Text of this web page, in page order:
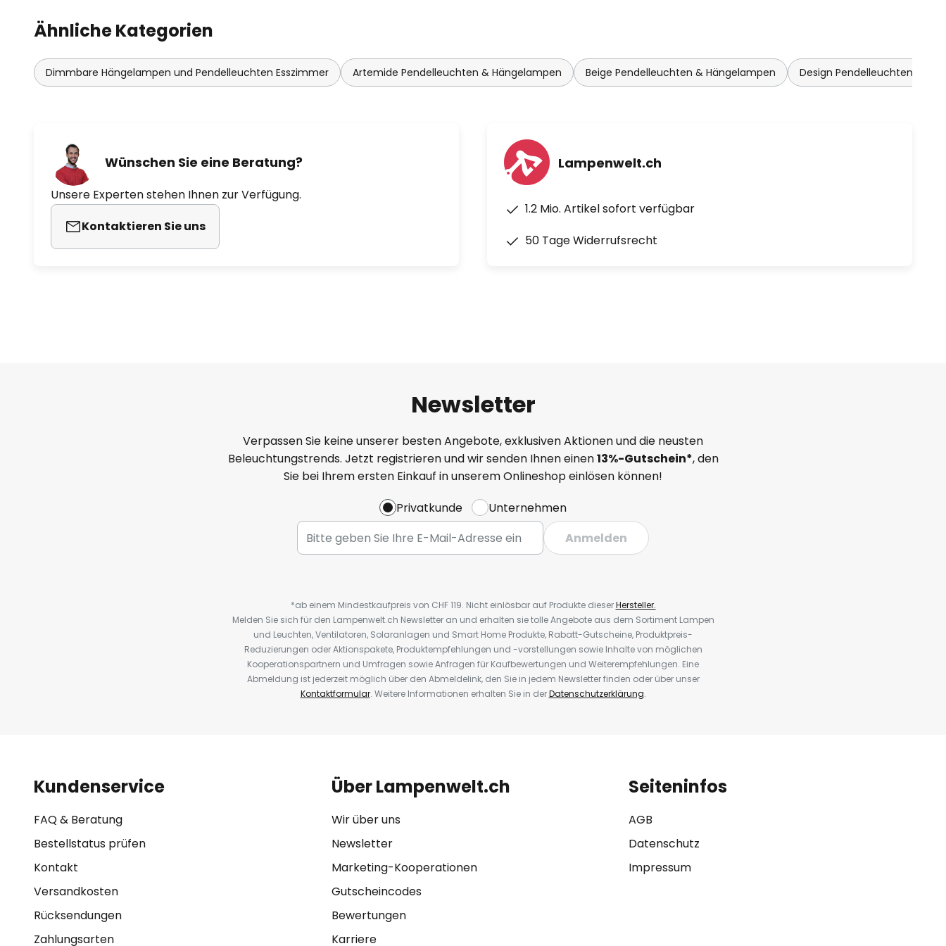
Ähnliche Kategorien
Dimmbare Hängelampen und Pendelleuchten Esszimmer Artemide Pendelleuchten & Hängelampen Beige Pendelleuchten & Hängelampen Design Pendelleuchten &
Wünschen Sie eine Beratung?
Unsere Experten stehen Ihnen zur Verfügung.
Kontaktieren Sie uns
Lampenwelt.ch
1.2 Mio. Artikel sofort verfügbar
50 Tage Widerrufsrecht
Newsletter
Verpassen Sie keine unserer besten Angebote, exklusiven Aktionen und die neusten
Beleuchtungstrends. Jetzt registrieren und wir senden Ihnen einen13%-Gutschein*, den
Sie bei Ihrem ersten Einkauf in unserem Onlineshop einlösen können!
Privatkunde
Unternehmen
Anmelden
*ab einem Mindestkaufpreis von CHF 119. Nicht einlösbar auf Produkte dieserHersteller.
Melden Sie sich für den Lampenwelt.ch Newsletter an und erhalten sie tolle Angebote aus dem Sortiment Lampen
und Leuchten, Ventilatoren, Solaranlagen und Smart Home Produkte, Rabatt-Gutscheine, Produktpreis-
Reduzierungen oder Aktionspakete, Produktempfehlungen und -vorstellungen sowie Inhalte von möglichen
Kooperationspartnern und Umfragen sowie Anfragen für Kaufbewertungen und Weiterempfehlungen. Eine
Abmeldung ist jederzeit möglich über den Abmeldelink, den Sie in jedem Newsletter finden oder über unser
Kontaktformular. Weitere Informationen erhalten Sie in derDatenschutzerklärung.
Kundenservice
FAQ & Beratung
Bestellstatus prüfen
Kontakt
Versandkosten
Rücksendungen
Zahlungsarten
Über Lampenwelt.ch
Wir über uns
Newsletter
Marketing-Kooperationen
Gutscheincodes
Bewertungen
Karriere
Seiteninfos
AGB
Datenschutz
Impressum